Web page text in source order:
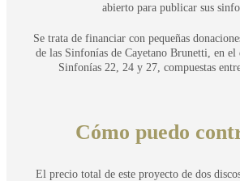
abierto para publicar sus
Se trata de financiar con pequeñas
de las Sinfonías de Cayetano Brunetti, en
Sinfonías 22, 24 y 27, compuestas
Cómo puedo
El precio total de este proyecto de dos